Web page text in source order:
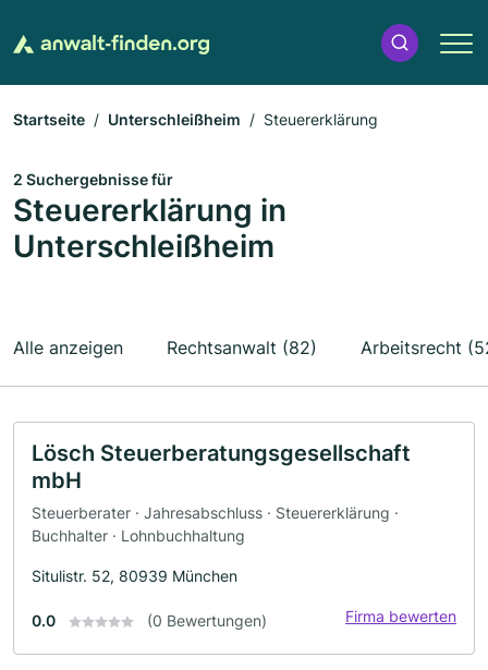
Startseite Unterschleißheim Steuererklärung
2 Suchergebnisse für
Steuererklärung in
Unterschleißheim
Alle anzeigen Rechtsanwalt (82) Arbeitsrecht
Lösch Steuerberatungsgesellschaft
mbH
Steuerberater · Jahresabschluss · Steuererklärung ·
Buchhalter · Lohnbuchhaltung
Situlistr. 52, 80939 München
0.0 (0 Bewertungen) Firma bewerten